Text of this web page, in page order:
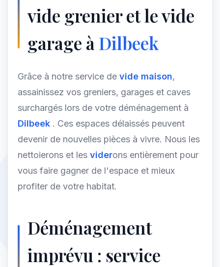
vide grenier et le vide
garage àDilbeek
Grâce à notre service de vide maison,
assainissez vos greniers, garages et caves
surchargés lors de votre déménagement à
Dilbeek . Ces espaces délaissés peuvent
devenir de nouvelles pièces à vivre. Nous les
nettoierons et les viderons entièrement pour
vous faire gagner de l'espace et mieux
profiter de votre habitat.
Déménagement
imprévu : service